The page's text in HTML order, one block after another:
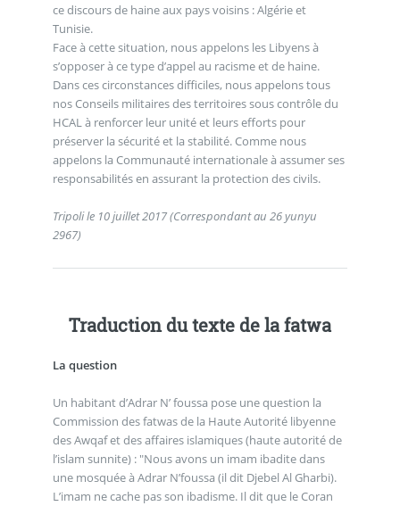
ce discours de haine aux pays voisins : Algérie et
Tunisie.
Face à cette situation, nous appelons les Libyens à
s’opposer à ce type d’appel au racisme et de haine.
Dans ces circonstances difficiles, nous appelons tous
nos Conseils militaires des territoires sous contrôle du
HCAL à renforcer leur unité et leurs efforts pour
préserver la sécurité et la stabilité. Comme nous
appelons la Communauté internationale à assumer ses
responsabilités en assurant la protection des civils.
Tripoli le 10 juillet 2017 (Correspondant au 26 yunyu
2967)
Traduction du texte de la fatwa
La question
Un habitant d’Adrar N’ foussa pose une question la
Commission des fatwas de la Haute Autorité libyenne
des Awqaf et des affaires islamiques (haute autorité de
l’islam sunnite) : "Nous avons un imam ibadite dans
une mosquée à Adrar N’foussa (il dit Djebel Al Gharbi).
L’imam ne cache pas son ibadisme. Il dit que le Coran